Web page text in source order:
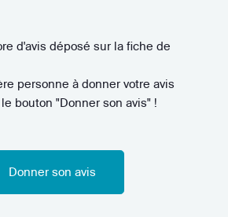
d'avis déposé sur la fiche de
personne à donner votre avis
bouton "Donner son avis" !
Donner son avis